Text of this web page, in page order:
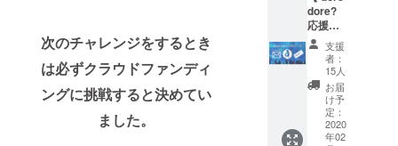
次のチャレンジをするとき
は必ずクラウドファンディ
ングに挑戦すると決めてい
ました。
て》をご覧くだ
dore?
応援
セッ
ト】 ①
感謝の
気持ち
を込め
たお手
紙、ま
たは電
支援
者：
15人
お届
け予
定：
2020
年02